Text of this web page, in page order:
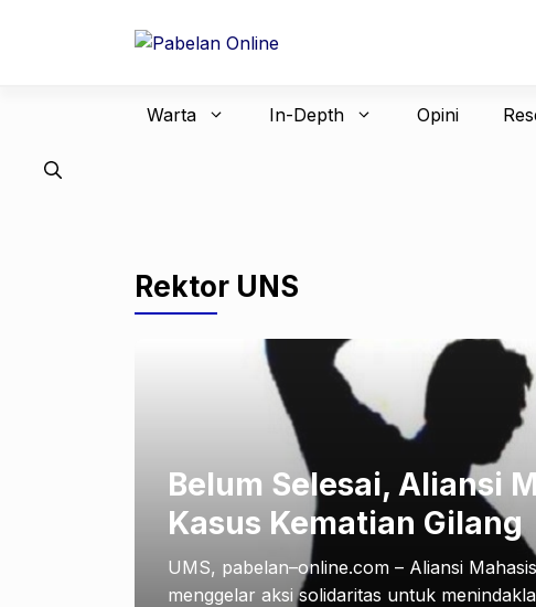
Warta In-Depth Opini
Rektor UNS
Belum Selesai, Aliansi
Kasus Kematian Gilang
UMS, pabelan–online.com – Aliansi
menggelar aksi solidaritas untuk